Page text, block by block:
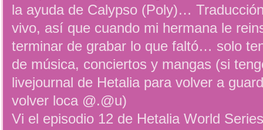
la ayuda de Calypso (Poly)…
vivo, así que cuando mi hermana le
terminar de grabar lo que faltó… solo
de música, conciertos y mangas (si
livejournal de Hetalia para volver a
volver loca @.@u)
Vi el episodio 12 de Hetalia World